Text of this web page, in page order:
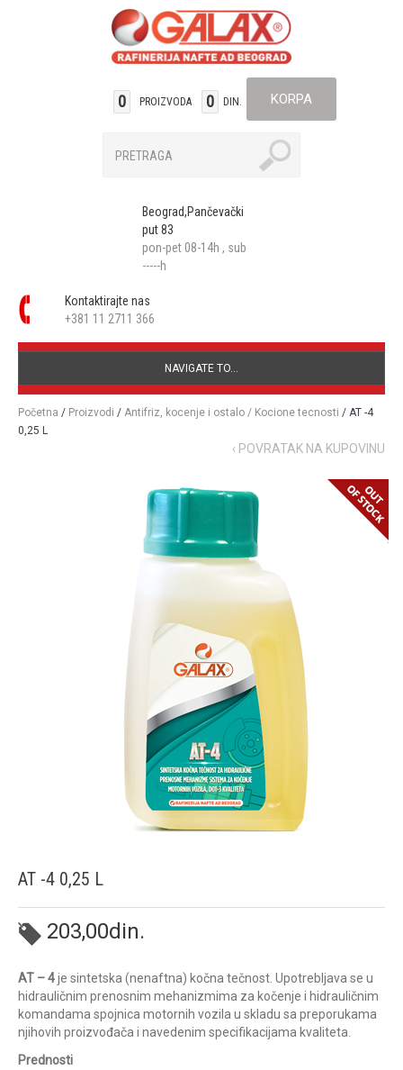
0 PROIZVODA 0 DIN. KORPA
Beograd,Pančevački
put 83
pon-pet 08-14h , sub
-----h
Kontaktirajte nas
+381 11 2711 366
NAVIGATE TO...
Početna / Proizvodi / Antifriz, kocenje i ostalo / Kocione tecnosti / AT -4
0,25 L
‹ POVRATAK NA KUPOVINU
AT -4 0,25 L
203,00din.
AT – 4je sintetska (nenaftna) kočna tečnost. Upotrebljava se u
hidrauličnim prenosnim mehanizmima za kočenje i hidrauličnim
komandama spojnica motornih vozila u skladu sa preporukama
njihovih proizvođača i navedenim specifikacijama kvaliteta.
Prednosti